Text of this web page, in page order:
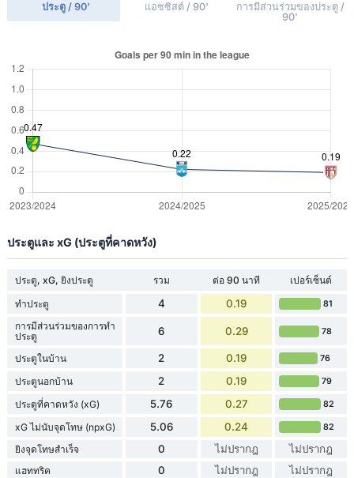
ประตู / 90' แอซซิสต์ / 90'
การมีส่วนร่วมของประตู /
90'
ประตูและ xG (ประตูที่คาดหวัง)
ประตู, xG, ยิงประตู รวม ต่อ 90 นาที
เปอร์เซ็นต์
ทำประตู
4 0.19 81
การมีส่วนร่วมของการทำ
ประตู
6 0.29 78
ประตูในบ้าน 2 0.19 76
ประตูนอกบ้าน 2 0.19 79
ประตูที่คาดหวัง (xG) 5.76 0.27 82
xG ไม่นับจุดโทษ (npxG) 5.06 0.24 82
ยิงจุดโทษสำเร็จ 0 ไม่ปรากฎ ไม่ปรากฎ
แฮททริค 0 ไม่ปรากฎ ไม่ปรากฎ